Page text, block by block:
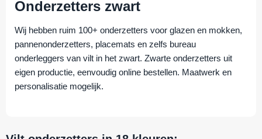
Onderzetters zwart
Wij hebben ruim 100+ onderzetters voor glazen en mokken,
pannenonderzetters, placemats en zelfs bureau
onderleggers van vilt in het zwart. Zwarte onderzetters uit
eigen productie, eenvoudig online bestellen. Maatwerk en
personalisatie mogelijk.